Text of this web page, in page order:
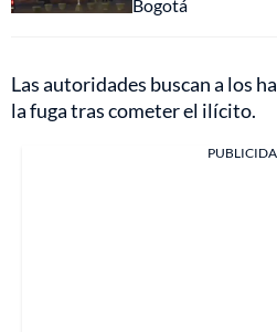
Bogotá
Las autoridades buscan a los
la fuga tras cometer el ilícito.